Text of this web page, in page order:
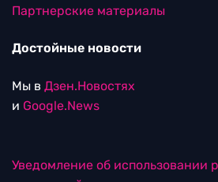
Партнерские материалы
Достойные новости
Мы в Дзен.Новостях
и Google.News
Уведомление об использовании